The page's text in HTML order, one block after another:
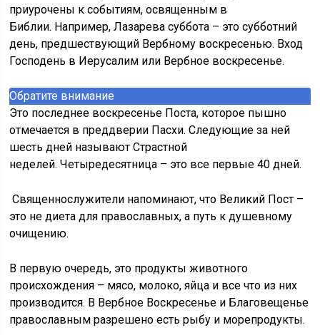
приурочены к событиям, освященным в
Библии. Например, Лазарева суббота – это субботний
день, предшествующий Вербному воскресенью. Вход
Господень в Иерусалим или Вербное воскресенье.
Обратите внимание
Это последнее воскресенье Поста, которое пышно
отмечается в преддверии Пасхи. Следующие за ней
шесть дней называют Страстной
неделей. Четыредесятница – это все первые 40 дней.
Священнослужители напоминают, что Великий Пост –
это не диета для православных, а путь к душевному
очищению.
В первую очередь, это продукты животного
происхождения – мясо, молоко, яйца и все что из них
производится. В Вербное Воскресенье и Благовещенье
православным разрешено есть рыбу и морепродукты.